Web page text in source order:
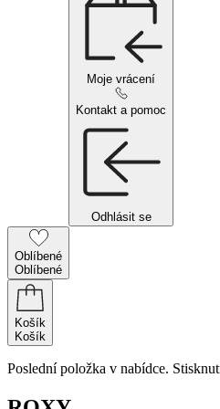
Moje vrácení
Kontakt a pomoc
Odhlásit se
Oblíbené
Oblíbené
Košík
Košík
Poslední položka v nabídce.